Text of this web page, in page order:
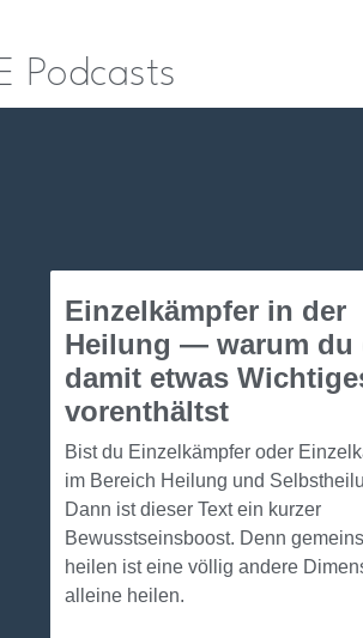
Podcasts
Einzelkämpfer in der
Heilung — warum du
damit etwas
vorenthältst
Bist du Einzelkämpfer oder
im Bereich Heilung und
Dann ist dieser Text ein kurzer
Bewusstseinsboost. Denn
heilen ist eine völlig andere
alleine heilen.